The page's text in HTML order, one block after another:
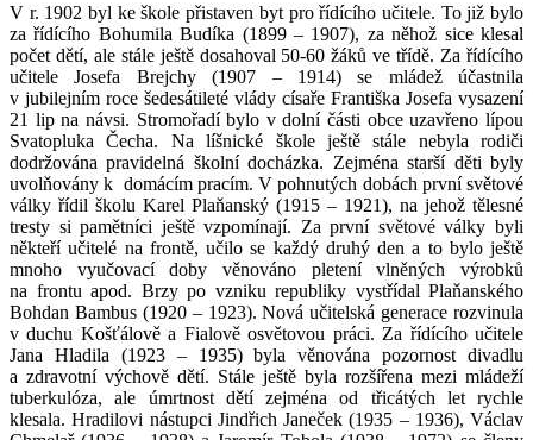
V r. 1902 byl ke škole přistaven byt pro řídícího učitele. To již bylo
za řídícího Bohumila Budíka (1899 – 1907), za něhož sice klesal
počet dětí, ale stále ještě dosahoval 50-60 žáků ve třídě. Za řídícího
učitele Josefa Brejchy (1907 – 1914) se mládež účastnila
v jubilejním roce šedesátileté vlády císaře Františka Josefa vysazení
21 lip na návsi. Stromořadí bylo v dolní části obce uzavřeno lípou
Svatopluka Čecha. Na líšnické škole ještě stále nebyla rodiči
dodržována pravidelná školní docházka. Zejména starší děti byly
uvolňovány k domácím pracím. V pohnutých dobách první světové
války řídil školu Karel Plaňanský (1915 – 1921), na jehož tělesné
tresty si pamětníci ještě vzpomínají. Za první světové války byli
někteří učitelé na frontě, učilo se každý druhý den a to bylo ještě
mnoho vyučovací doby věnováno pletení vlněných výrobků
na frontu apod. Brzy po vzniku republiky vystřídal Plaňanského
Bohdan Bambus (1920 – 1923). Nová učitelská generace rozvinula
v duchu Košťálově a Fialově osvětovou práci. Za řídícího učitele
Jana Hladila (1923 – 1935) byla věnována pozornost divadlu
a zdravotní výchově dětí. Stále ještě byla rozšířena mezi mládeží
tuberkulóza, ale úmrtnost dětí zejména od třicátých let rychle
klesala. Hradilovi nástupci Jindřich Janeček (1935 – 1936), Václav